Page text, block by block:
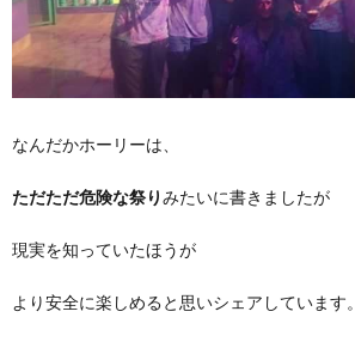
なんだかホーリーは、
ただただ危険な祭りみたいに書きましたが
現実を知っていたほうが
より安全に楽しめると思いシェアしています。